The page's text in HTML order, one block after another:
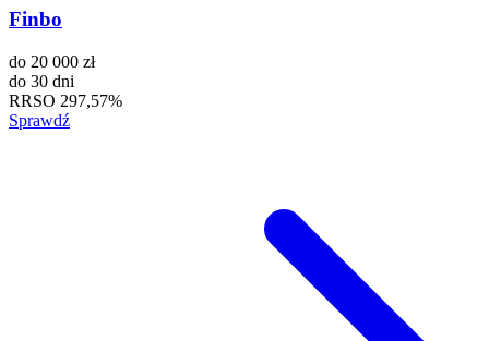
Finbo
do 20 000 zł
do 30 dni
RRSO 297,57%
Sprawdź